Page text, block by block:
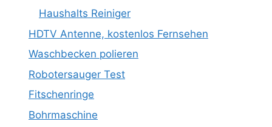
Haushalts Reiniger
HDTV Antenne, kostenlos Fernsehen
Waschbecken polieren
Robotersauger Test
Fitschenringe
Bohrmaschine